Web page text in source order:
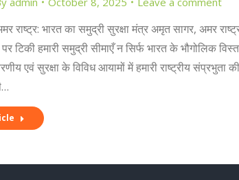
राष्ट्र: भारत का समुद्री सुरक्षा मंत्र अमृत सागर, अमर
टिकी हमारी समुद्री सीमाएँ न सिर्फ भारत के भौगोलिक
एवं सुरक्षा के विविध आयामों में हमारी राष्ट्रीय